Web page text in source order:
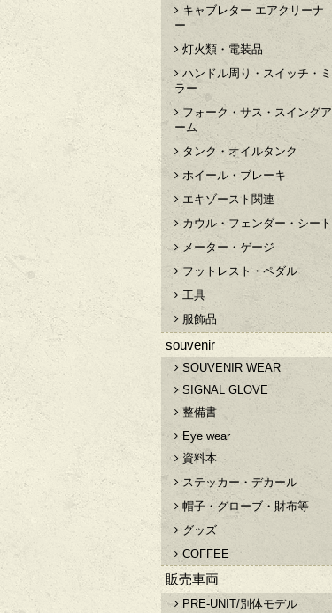
キャブレター エアクリーナ
ー
灯火類・電装品
ハンドル周り・スイッチ・ミ
ラー
フォーク・サス・スイングア
ーム
タンク・オイルタンク
ホイール・ブレーキ
エキゾースト関連
カウル・フェンダー・シート
メーター・ゲージ
フットレスト・ペダル
工具
服飾品
souvenir
SOUVENIR WEAR
SIGNAL GLOVE
整備書
Eye wear
資料本
ステッカー・デカール
帽子・グローブ・財布等
グッズ
COFFEE
販売車両
PRE-UNIT/別体モデル